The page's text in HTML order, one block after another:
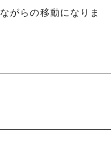
がらの移動になりま